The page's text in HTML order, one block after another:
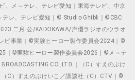
、メ～テレ、テレビ愛知｜東海テレビ、中京
テレ、テレビ愛知｜© Studio Ghibli｜©CBC
二月 公/KADOKAWA/声優ラジオのウラオ
ビ事業｜©実験ヒーロー製作委員会2024｜©
｜©実験ヒーロー製作委員会2026｜©メ～テ
CO.,LTD.｜（C）すえのぶけ
C）すえのぶけいこ／講談社（C）CTV｜©